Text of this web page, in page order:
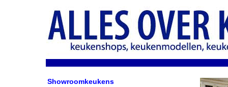
Showroomkeukens